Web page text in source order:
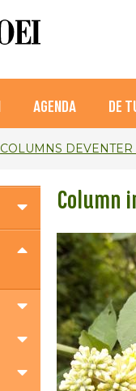
AGENDA DE
COLUMNS
Column